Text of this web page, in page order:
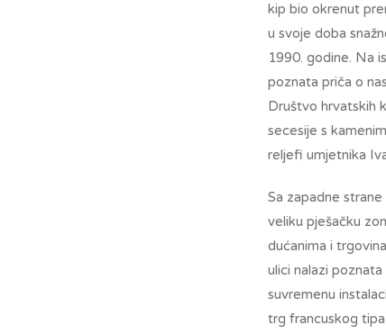
kip bio okrenut
u svoje doba
1990. godine. Na
poznata priča o
Društvo hrvatskih
secesije s
reljefi umjetnika
Sa zapadne
veliku pješačku
dućanima i
ulici nalazi
suvremenu
trg francuskog